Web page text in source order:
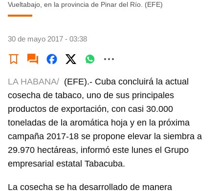
Vueltabajo, en la provincia de Pinar del Río. (EFE)
30 de mayo 2017 - 03:38
LA HABANA/ (EFE).- Cuba concluirá la actual
cosecha de tabaco, uno de sus principales
productos de exportación, con casi 30.000
toneladas de la aromática hoja y en la próxima
campaña 2017-18 se propone elevar la siembra a
29.970 hectáreas, informó este lunes el Grupo
empresarial estatal Tabacuba.
La cosecha se ha desarrollado de manera